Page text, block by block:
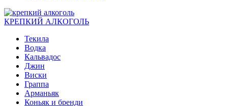
КРЕПКИЙ АЛКОГОЛЬ
Текила
Водка
Кальвадос
Джин
Виски
Граппа
Арманьяк
Коньяк и бренди